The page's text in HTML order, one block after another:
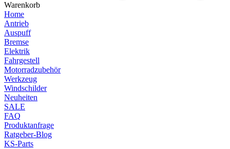
Warenkorb
Home
Antrieb
Auspuff
Bremse
Elektrik
Fahrgestell
Motorradzubehör
Werkzeug
Windschilder
Neuheiten
SALE
FAQ
Produktanfrage
Ratgeber-Blog
KS-Parts